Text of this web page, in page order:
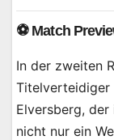
⚽ Match
In der zweiten
Titelverteidiger
Elversberg,
nicht nur ein